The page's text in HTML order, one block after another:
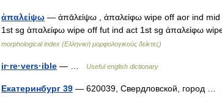
ἀπαλείψω — ἀπᾱλείψω , ἀπαλείφω wipe off aor ind
1st sg ἀπαλείφω wipe off fut ind act 1st sg ἀπαλείφω
morphological index (Ελληνική μορφολογικούς δείκτες)
ir·re·vers·ible — … Useful english dictionary
Екатеринбург 39 — 620039, Свердловской, город …